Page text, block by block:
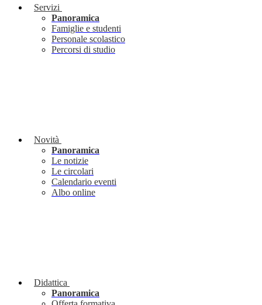
Servizi
Panoramica
Famiglie e studenti
Personale scolastico
Percorsi di studio
Novità
Panoramica
Le notizie
Le circolari
Calendario eventi
Albo online
Didattica
Panoramica